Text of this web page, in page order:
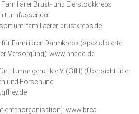
Brust- und Eierstockkrebs
umfassender
familiaerer-brustkrebs.de
Familiären Darmkrebs (spezialisierte
Versorgung): www.hnpcc.de
Humangenetik e.V. (GfH) (Übersicht über
und Forschung
www.brca-